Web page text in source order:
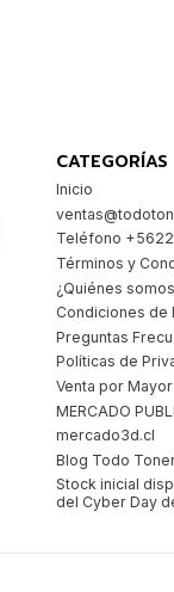
CATEGORÍAS
Inicio
Teléfono
Términos y
¿Quiénes
Condiciones de
Preguntas
Políticas de
Venta por Mayor
MERCADO
mercado3d.cl
Blog Todo
Stock inicial
del Cyber Day